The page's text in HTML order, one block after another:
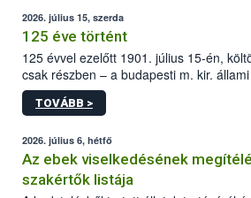
2026. július 15, szerda
125 éve történt
125 évvel ezelőtt 1901. július 15-én,
csak részben – a budapesti m. kir.
állomás a Kis Rókus utca 15. szám alatti,
tervezett új épületébe.
TOVÁBB >
2026. július 6, hétfő
Az ebek viselkedésének
szakértők listája